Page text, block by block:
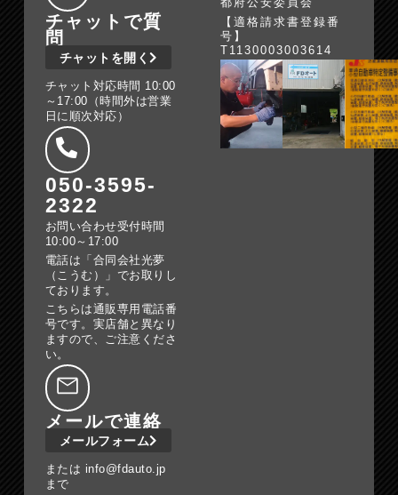
チャットで質
問
チャットを開く
チャット対応時間 10:00
～17:00（時間外は営業
日に順次対応）
050-3595-
2322
お問い合わせ受付時間
10:00～17:00
電話は「合同会社光夢
（こうむ）」でお取りし
ております。
こちらは通販専用電話番
号です。実店舗と異なり
ますので、ご注意くださ
い。
メールで連絡
メールフォーム
または info@fdauto.jp
まで
【適格請求書登録番
号】
T1130003003614